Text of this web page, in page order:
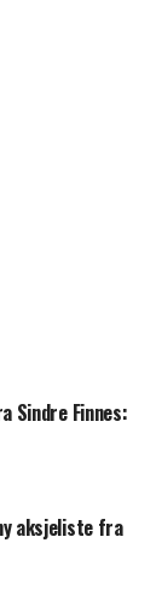
Sindre Finnes:
aksjeliste fra